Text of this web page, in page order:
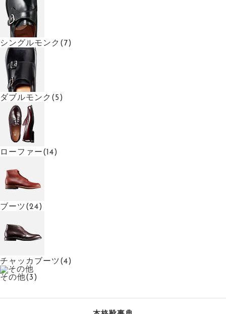
シングルモンク(7)
ダブルモンク(5)
ローファー(14)
ブーツ(24)
チャッカブーツ(4)
その他(3)